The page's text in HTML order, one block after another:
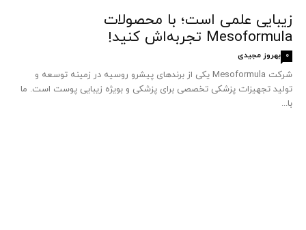
زیبایی علمی است؛ با محصولات
Mesoformula تجربه‌اش کنید!
بهروز مجیدی 0
شرکت Mesoformula یکی از برندهای پیشرو روسیه در زمینه توسعه و
تولید تجهیزات پزشکی تخصصی برای پزشکی و بویژه زیبایی پوست است. ما
با...